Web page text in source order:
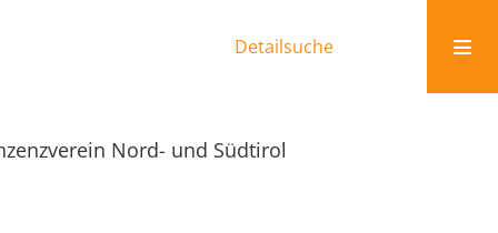
Detailsuche
Nord- und Südtirol